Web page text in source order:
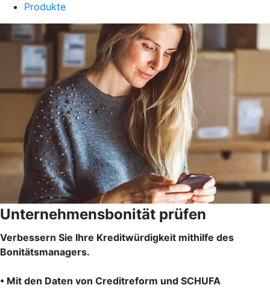
Produkte
Unternehmensbonität prüfen
Verbessern Sie Ihre Kreditwürdigkeit mithilfe des
Bonitätsmanagers.
• Mit den Daten von Creditreform und SCHUFA